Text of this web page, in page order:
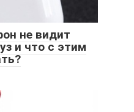
не видит
и что с этим